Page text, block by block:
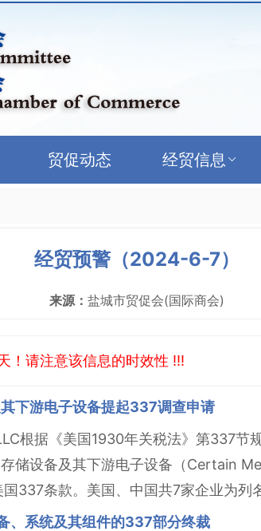
贸促动态 经贸信息
经贸预警（2024-6-7）
来源： 盐城市贸促会(国际商会)
！请注意该信息的时效性 !!!
下游电子设备提起337调查申请
根据《美国1930年关税法》第337节
储设备及其下游电子设备（Certain
337条款。美国、中国共7家企业为列
、系统及其组件的337部分终裁